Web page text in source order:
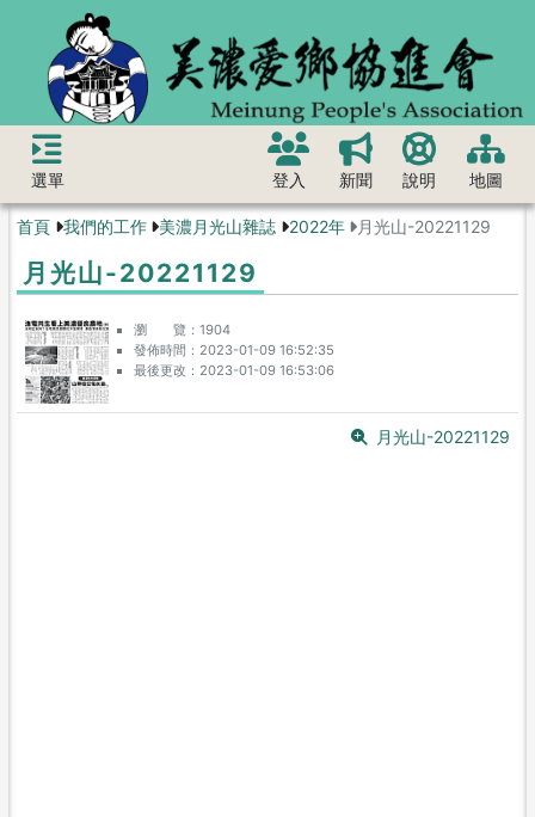
選單 登入 新聞 說明 地圖
首頁 我們的工作 美濃月光山雜誌 2022年 月光山-20221129
月光山-20221129
瀏 覽
1904
發佈時間
2023-01-09 16:52:35
最後更改
2023-01-09 16:53:06
月光山-20221129